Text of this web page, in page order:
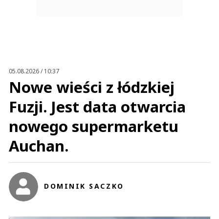
05.08.2026 / 10:37
Nowe wieści z łódzkiej
Fuzji. Jest data otwarcia
nowego supermarketu
Auchan.
DOMINIK SACZKO